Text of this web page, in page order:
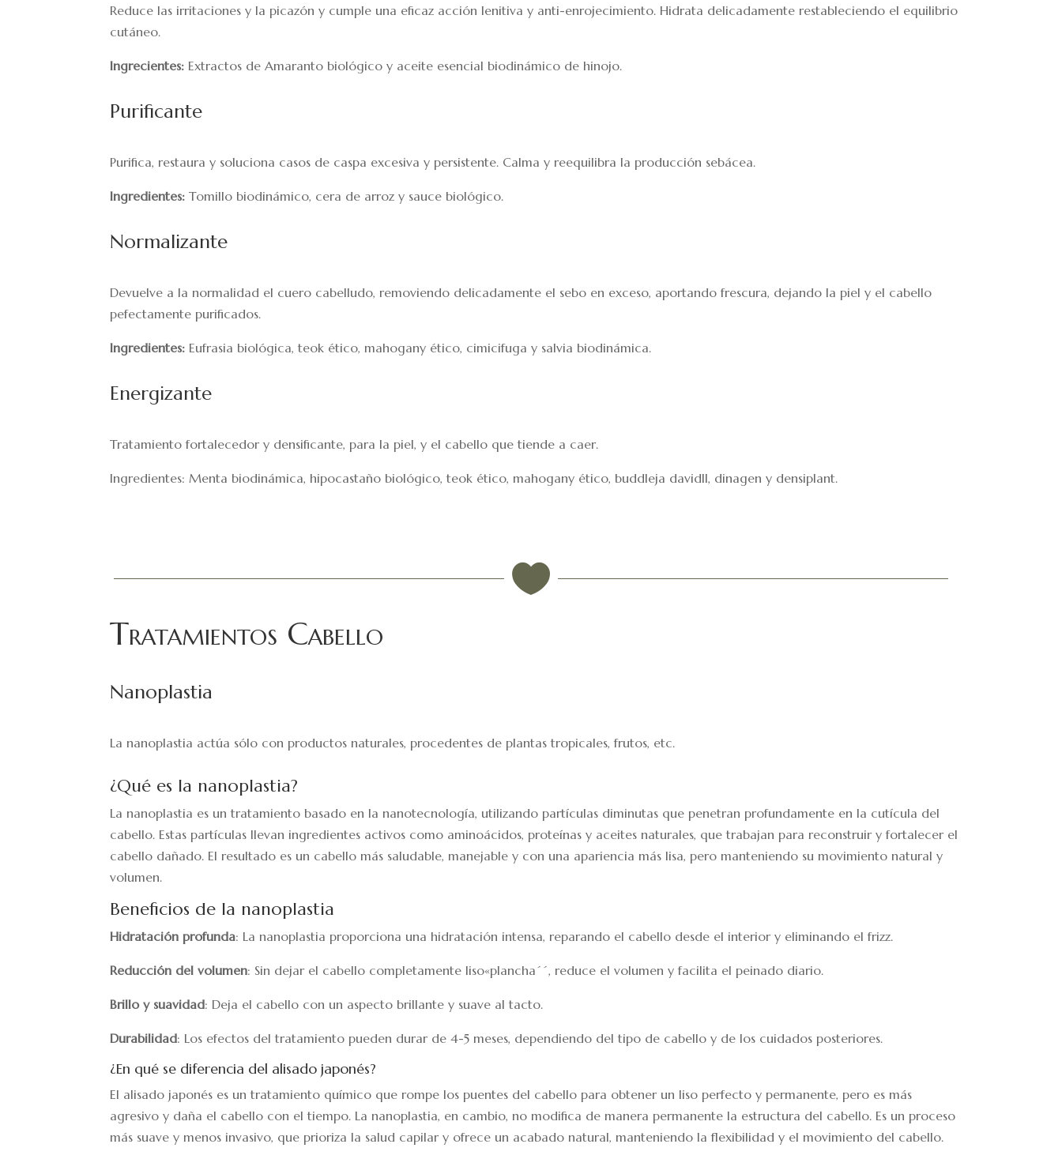
Reduce las irritaciones y la picazón y cumple una eficaz acción lenitiva y anti-enrojecimiento. Hidrata delicadamente restableciendo el equilibrio
cutáneo.
Ingrecientes: Extractos de Amaranto biológico y aceite esencial biodinámico de hinojo.
Purificante
Purifica, restaura y soluciona casos de caspa excesiva y persistente. Calma y reequilibra la producción sebácea.
Ingredientes: Tomillo biodinámico, cera de arroz y sauce biológico.
Normalizante
Devuelve a la normalidad el cuero cabelludo, removiendo delicadamente el sebo en exceso, aportando frescura, dejando la piel y el cabello
pefectamente purificados.
Ingredientes: Eufrasia biológica, teok ético, mahogany ético, cimicifuga y salvia biodinámica.
Energizante
Tratamiento fortalecedor y densificante, para la piel, y el cabello que tiende a caer.
Ingredientes: Menta biodinámica, hipocastaño biológico, teok ético, mahogany ético, buddleja davidll, dinagen y densiplant.

Tratamientos Cabello
Nanoplastia
La nanoplastia actúa sólo con productos naturales, procedentes de plantas tropicales, frutos, etc.
¿Qué es la nanoplastia?
La nanoplastia es un tratamiento basado en la nanotecnología, utilizando partículas diminutas que penetran profundamente en la cutícula del
cabello. Estas partículas llevan ingredientes activos como aminoácidos, proteínas y aceites naturales, que trabajan para reconstruir y fortalecer el
cabello dañado. El resultado es un cabello más saludable, manejable y con una apariencia más lisa, pero manteniendo su movimiento natural y
volumen.
Beneficios de la nanoplastia
Hidratación profunda: La nanoplastia proporciona una hidratación intensa, reparando el cabello desde el interior y eliminando el frizz.
Reducción del volumen: Sin dejar el cabello completamente liso«plancha´´, reduce el volumen y facilita el peinado diario.
Brillo y suavidad: Deja el cabello con un aspecto brillante y suave al tacto.
Durabilidad: Los efectos del tratamiento pueden durar de 4-5 meses, dependiendo del tipo de cabello y de los cuidados posteriores.
¿En qué se diferencia del alisado japonés?
El alisado japonés es un tratamiento químico que rompe los puentes del cabello para obtener un liso perfecto y permanente, pero es más
agresivo y daña el cabello con el tiempo. La nanoplastia, en cambio, no modifica de manera permanente la estructura del cabello. Es un proceso
más suave y menos invasivo, que prioriza la salud capilar y ofrece un acabado natural, manteniendo la flexibilidad y el movimiento del cabello.